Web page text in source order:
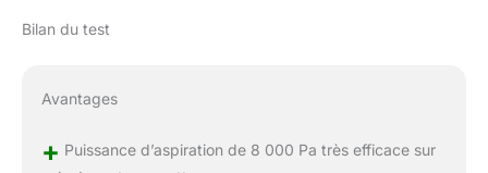
Bilan du test
Avantages
+ Puissance d’aspiration de 8 000 Pa très efficace sur